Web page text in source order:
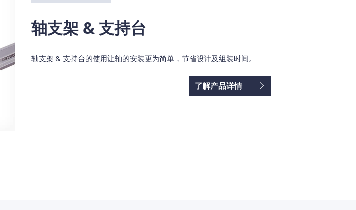
轴支架 & 支持台
轴支架 & 支持台的使用让轴的安装更为简单，节省设计及组装时间。
了解产品详情